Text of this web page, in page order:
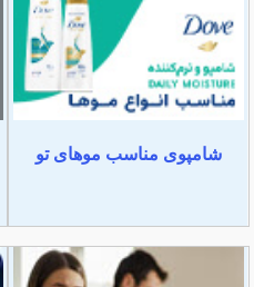
شامپوی مناسب موهای تو